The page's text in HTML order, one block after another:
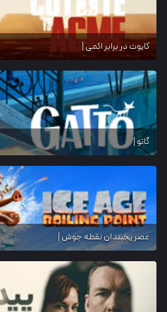
کایوت در برابر اکمی |
گاتو |
عصر یخبندان نقطه جوش |